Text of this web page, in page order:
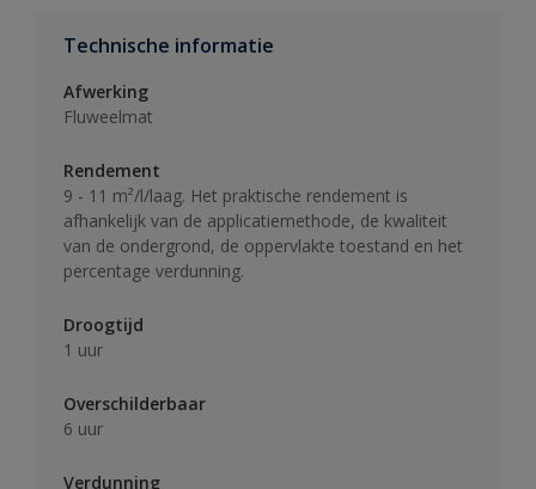
Technische informatie
Afwerking
Fluweelmat
Rendement
9 - 11 m²/l/laag. Het praktische rendement is
afhankelijk van de applicatiemethode, de kwaliteit
van de ondergrond, de oppervlakte toestand en het
percentage verdunning.
Droogtijd
1 uur
Overschilderbaar
6 uur
Verdunning